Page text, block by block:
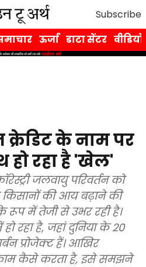
Subscribe
ऊर्जा डाटा सेंटर वीडियो
क्रेडिट के नाम पर
हो रहा है 'खेल'
जलवायु परिवर्तन को
की आय बढ़ाने की
में तेजी से उभर रही है।
रहा है, जहां दुनिया के 20
प्रोजेक्ट हैं। आखिर
काम कैसे करता है, इसे समझने